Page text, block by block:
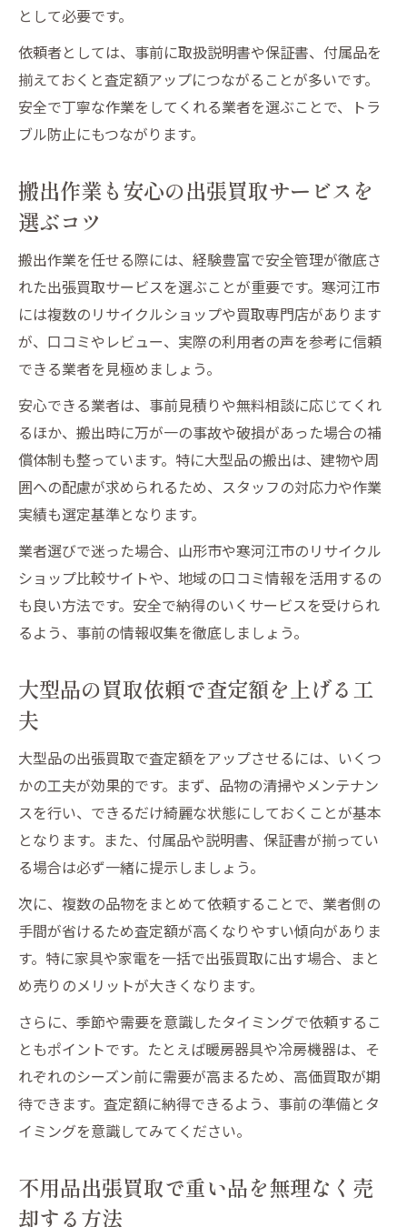
として必要です。
依頼者としては、事前に取扱説明書や保証書、付属品を
揃えておくと査定額アップにつながることが多いです。
安全で丁寧な作業をしてくれる業者を選ぶことで、トラ
ブル防止にもつながります。
搬出作業も安心の出張買取サービスを
選ぶコツ
搬出作業を任せる際には、経験豊富で安全管理が徹底さ
れた出張買取サービスを選ぶことが重要です。寒河江市
には複数のリサイクルショップや買取専門店があります
が、口コミやレビュー、実際の利用者の声を参考に信頼
できる業者を見極めましょう。
安心できる業者は、事前見積りや無料相談に応じてくれ
るほか、搬出時に万が一の事故や破損があった場合の補
償体制も整っています。特に大型品の搬出は、建物や周
囲への配慮が求められるため、スタッフの対応力や作業
実績も選定基準となります。
業者選びで迷った場合、山形市や寒河江市のリサイクル
ショップ比較サイトや、地域の口コミ情報を活用するの
も良い方法です。安全で納得のいくサービスを受けられ
るよう、事前の情報収集を徹底しましょう。
大型品の買取依頼で査定額を上げる工
夫
大型品の出張買取で査定額をアップさせるには、いくつ
かの工夫が効果的です。まず、品物の清掃やメンテナン
スを行い、できるだけ綺麗な状態にしておくことが基本
となります。また、付属品や説明書、保証書が揃ってい
る場合は必ず一緒に提示しましょう。
次に、複数の品物をまとめて依頼することで、業者側の
手間が省けるため査定額が高くなりやすい傾向がありま
す。特に家具や家電を一括で出張買取に出す場合、まと
め売りのメリットが大きくなります。
さらに、季節や需要を意識したタイミングで依頼するこ
ともポイントです。たとえば暖房器具や冷房機器は、そ
れぞれのシーズン前に需要が高まるため、高価買取が期
待できます。査定額に納得できるよう、事前の準備とタ
イミングを意識してみてください。
不用品出張買取で重い品を無理なく売
却する方法